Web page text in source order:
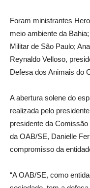
Foram ministrantes
meio ambiente da
Militar de São Paulo;
Reynaldo Velloso,
Defesa dos Animais do
A abertura solene do
realizada pelo
presidente da
da OAB/SE, Danielle
compromisso da
“A OAB/SE, como